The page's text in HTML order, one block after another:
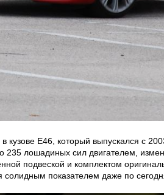
Е46, который выпускался с
235 лошадиных сил двигателем,
подвеской и комплектом
солидным показателем даже по